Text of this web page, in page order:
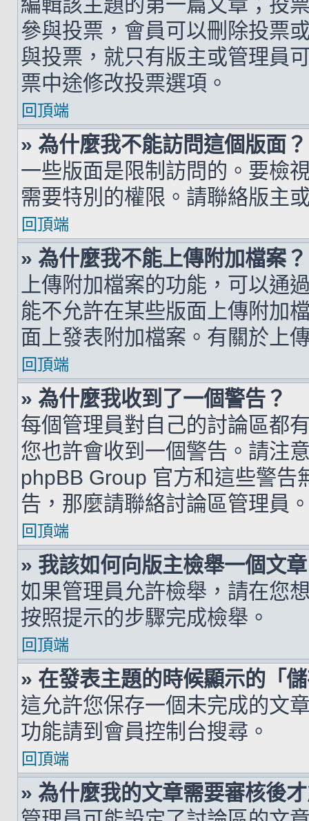
參與投票，會員可以刪除投票
與投票，就只有版主或管理員
票中途修改投票選項。
回頂端
» 為什麼我不能訪問這個版面？
一些版面是限制訪問的。要檢
需要特別的權限。請聯絡版主
回頂端
» 為什麼我不能上傳附加檔案？
上傳附加檔案的功能，可以通
能不允許在某些版面上傳附加
面上發表附加檔案。有關於上
回頂端
» 為什麼我收到了一個警告？
每個管理員對自己的討論區都
您也許會收到一個警告。請注
phpBB Group 官方和這些警告
告，那麼請聯絡討論區管理員
回頂端
» 我該如何向版主檢舉一個文
如果管理員允許檢舉，請在您
按照提示的步驟完成檢舉。
回頂端
» 在發表主題的時候顯示的「
這允許您保存一個未完成的文
功能請到會員控制台搜尋。
回頂端
» 為什麼我的文章需要審核後